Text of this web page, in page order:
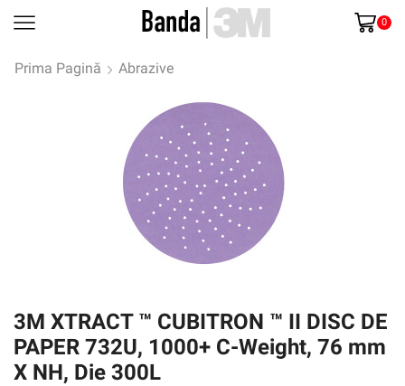
0
Prima Pagină Abrazive
3M XTRACT ™ CUBITRON ™ II DISC DE
PAPER 732U, 1000+ C-Weight, 76 mm
X NH, Die 300L